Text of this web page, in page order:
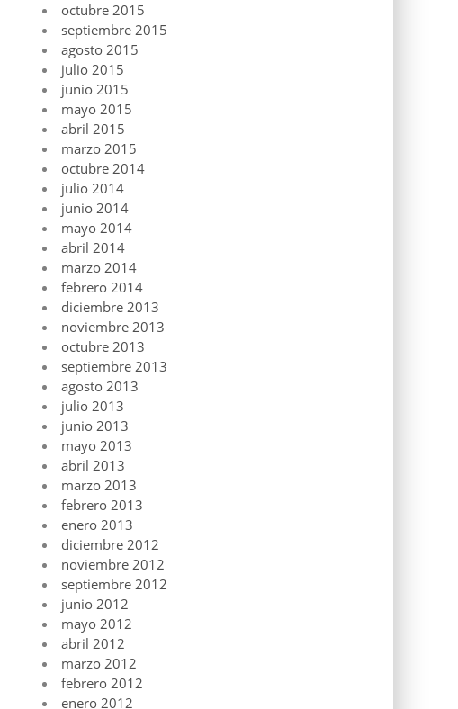
octubre 2015
septiembre 2015
agosto 2015
julio 2015
junio 2015
mayo 2015
abril 2015
marzo 2015
octubre 2014
julio 2014
junio 2014
mayo 2014
abril 2014
marzo 2014
febrero 2014
diciembre 2013
noviembre 2013
octubre 2013
septiembre 2013
agosto 2013
julio 2013
junio 2013
mayo 2013
abril 2013
marzo 2013
febrero 2013
enero 2013
diciembre 2012
noviembre 2012
septiembre 2012
junio 2012
mayo 2012
abril 2012
marzo 2012
febrero 2012
enero 2012